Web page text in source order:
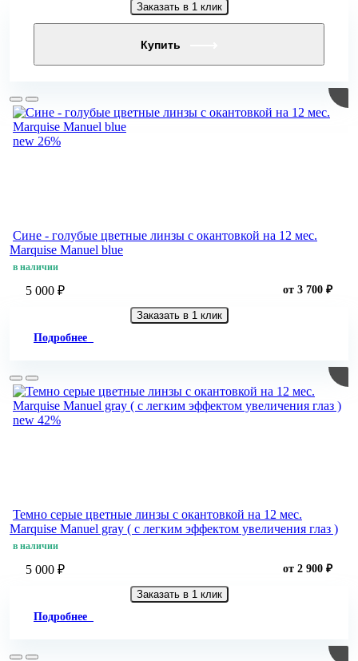
Заказать в 1 клик
new 26%
Сине - голубые цветные линзы c окантовкой на 12 мес.
Marquise Manuel blue
в наличии
5 000 ₽ от 3 700 ₽
Заказать в 1 клик
Подробнее
new 42%
Темно серые цветные линзы c окантовкой на 12 мес.
Marquise Manuel gray ( с легким эффектом увеличения глаз )
в наличии
5 000 ₽ от 2 900 ₽
Заказать в 1 клик
Подробнее